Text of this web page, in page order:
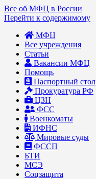
Все об МФЦ в России
Перейти к содержимому
МФЦ
Все учреждения
Статьи
Вакансии МФЦ
Помощь
Паспортный стол
Прокуратура РФ
ЦЗН
ФСС
Военкоматы
ИФНС
Мировые суды
ФССП
БТИ
МСЭ
Соцзащита